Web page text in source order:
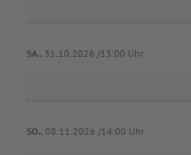
SA.. 31.10.2026 /13:00 Uhr
SO.. 08.11.2026 /14:00 Uhr